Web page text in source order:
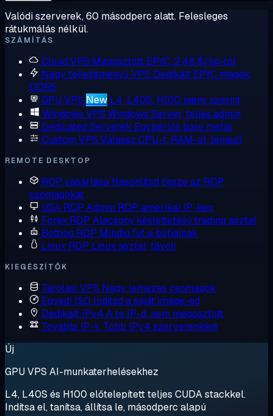
Valódi szerverek, 60 másodperc alatt. Felesleges
rátukmálás nélkül.
SZÁMÍTÁS
Cloud VPS Megosztott EPYC, 2,48 $/hó-tól
Nagy teljesítményű VPS Dedikált EPYC magok,
DDR5
GPU VPS New L4, L40S, H100 igény szerint
Windows VPS Windows Server, teljes admin
Dedicated Serverek Egybérlős bare metal
Custom VPS Válassz CPU-t, RAM-ot, lemezt
REMOTE DESKTOP
RDP vásárlása Hasonlítsd össze az RDP
csomagokat
USA RDP Admin RDP amerikai IP-ken
Forex RDP Alacsony késleltetésű trading asztal
Botting RDP Mindig fut a botjainak
Linux RDP Linux asztal, távoli
KIEGÉSZÍTŐK
Tárolási VPS Nagy lemezes csomagok
Egyedi ISO Indítsd a saját image-ed
Dedikált IPv4 A te IP-d, nem megosztott
További IP-k Több IPv4 szerverenként
Új
GPU VPS AI-munkaterhelésekhez
L4, L40S és H100 előtelepített teljes CUDA stackkel.
Indítsa el, tanítsa, állítsa le, másodperc alapú